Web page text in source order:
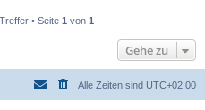
• Seite 1 von 1
Gehe zu
Alle Zeiten sind UTC+02:00